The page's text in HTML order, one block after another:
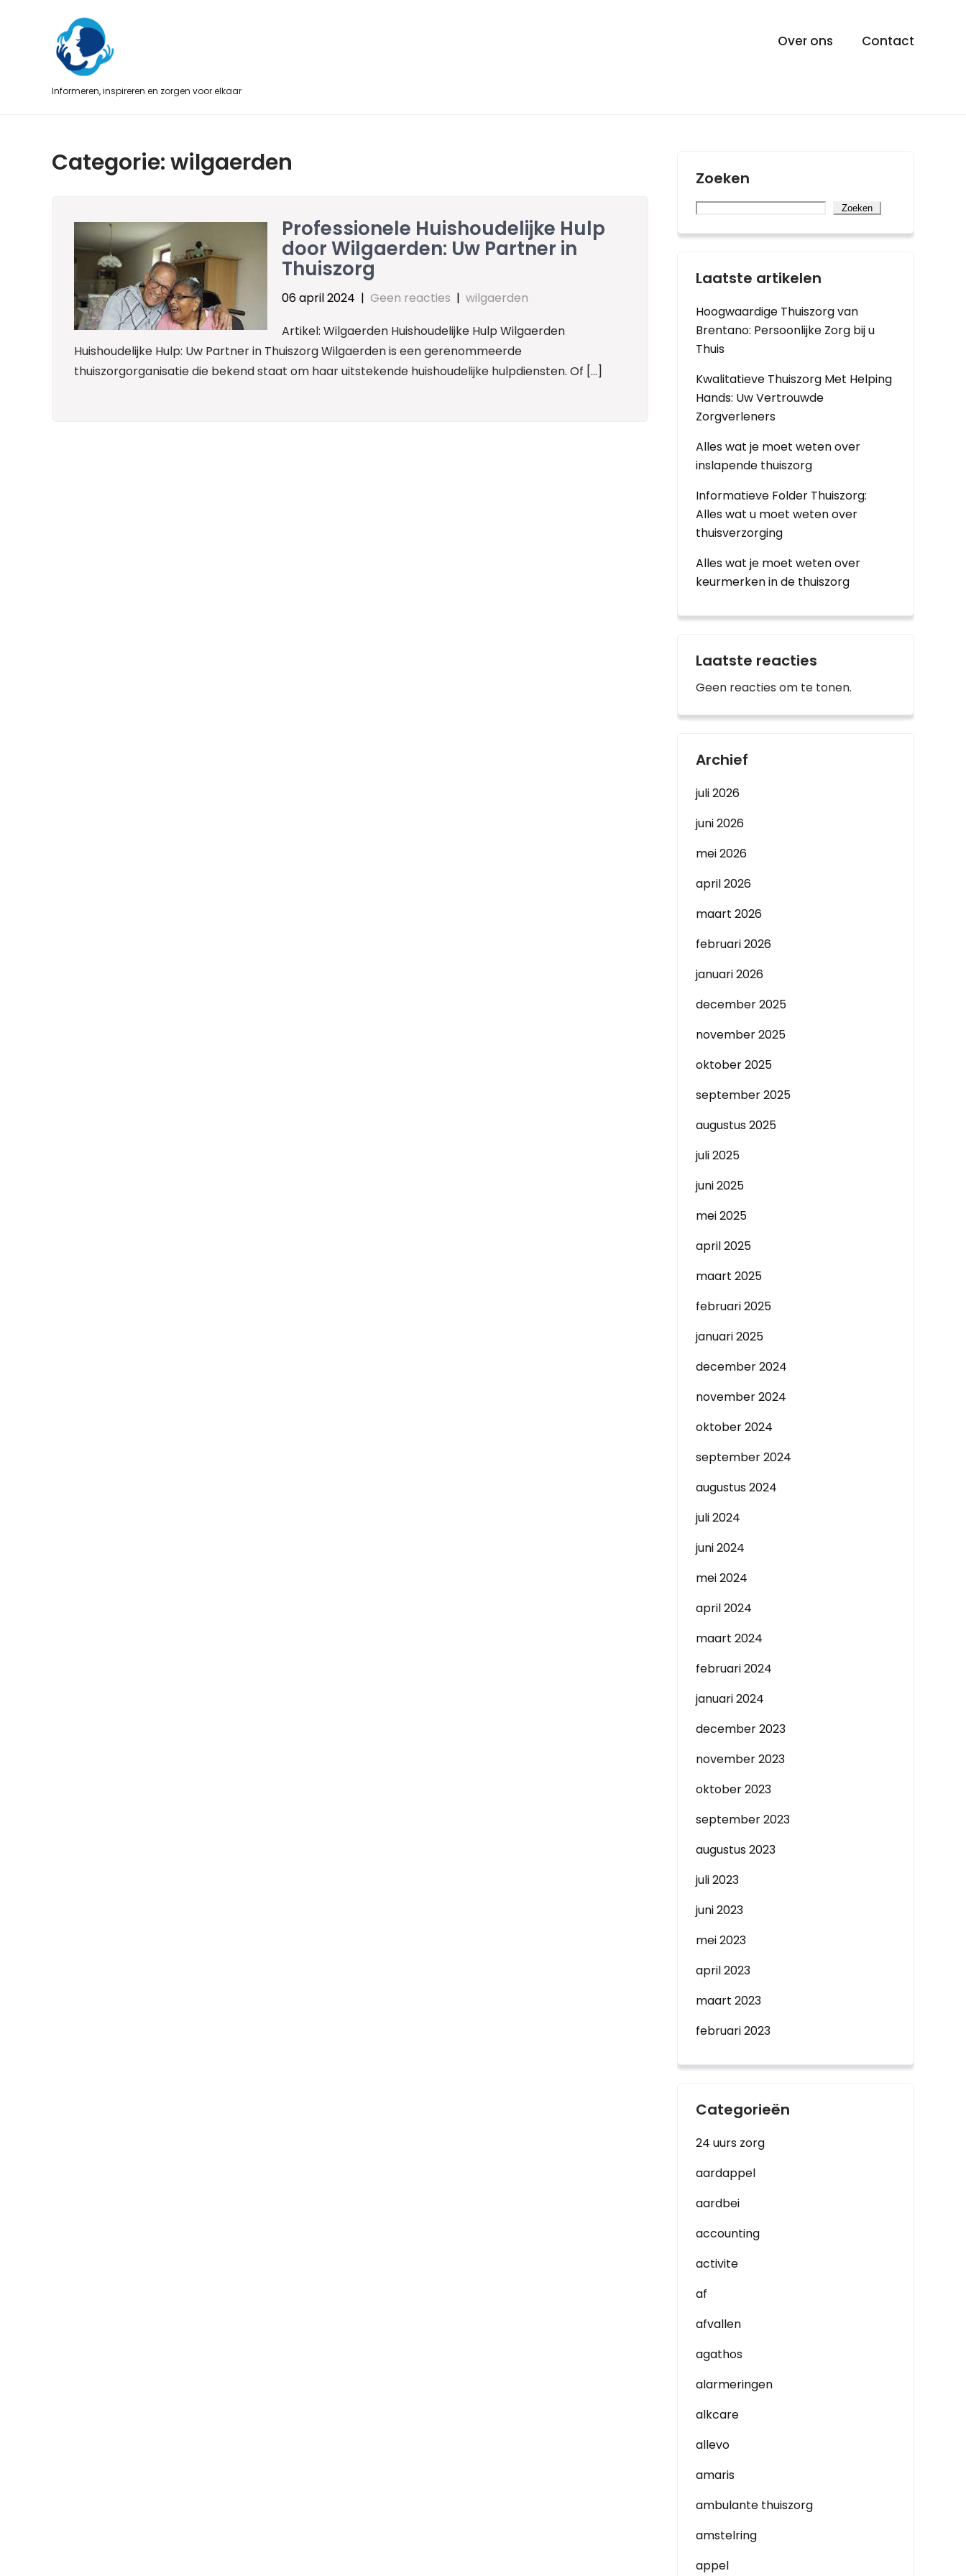
Informeren, inspireren en zorgen voor elkaar
Over ons Contact
Categorie:wilgaerden
Professionele Huishoudelijke Hulp
door Wilgaerden: Uw Partner in
Thuiszorg
06 april 2024 | Geen reacties | wilgaerden
Artikel: Wilgaerden Huishoudelijke Hulp Wilgaerden
Huishoudelijke Hulp: Uw Partner in Thuiszorg Wilgaerden is een gerenommeerde
thuiszorgorganisatie die bekend staat om haar uitstekende huishoudelijke hulpdiensten. Of […]
Zoeken
Zoeken
Laatste artikelen
Hoogwaardige Thuiszorg van
Brentano: Persoonlijke Zorg bij u
Thuis
Kwalitatieve Thuiszorg Met Helping
Hands: Uw Vertrouwde
Zorgverleners
Alles wat je moet weten over
inslapende thuiszorg
Informatieve Folder Thuiszorg:
Alles wat u moet weten over
thuisverzorging
Alles wat je moet weten over
keurmerken in de thuiszorg
Laatste reacties
Geen reacties om te tonen.
Archief
juli 2026
juni 2026
mei 2026
april 2026
maart 2026
februari 2026
januari 2026
december 2025
november 2025
oktober 2025
september 2025
augustus 2025
juli 2025
juni 2025
mei 2025
april 2025
maart 2025
februari 2025
januari 2025
december 2024
november 2024
oktober 2024
september 2024
augustus 2024
juli 2024
juni 2024
mei 2024
april 2024
maart 2024
februari 2024
januari 2024
december 2023
november 2023
oktober 2023
september 2023
augustus 2023
juli 2023
juni 2023
mei 2023
april 2023
maart 2023
februari 2023
Categorieën
24 uurs zorg
aardappel
aardbei
accounting
activite
af
afvallen
agathos
alarmeringen
alkcare
allevo
amaris
ambulante thuiszorg
amstelring
appel